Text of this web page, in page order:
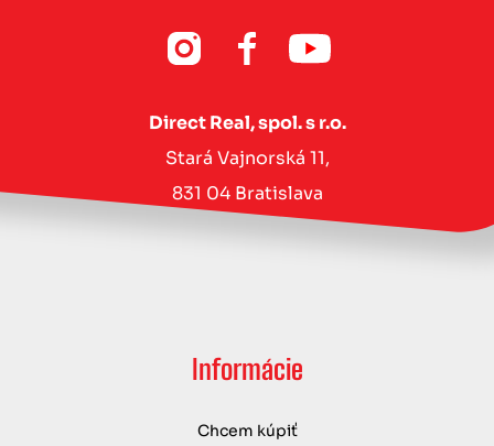
Direct Real, spol. s r.o.
Stará Vajnorská 11,
831 04 Bratislava
Informácie
Chcem kúpiť